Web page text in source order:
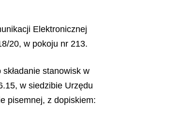
Elektronicznej
20, w pokoju nr 213.
stanowisk w
w siedzibie Urzędu
pisemnej, z dopiskiem: